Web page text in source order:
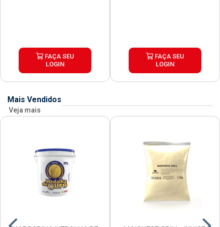
FAÇA SEU
LOGIN
FAÇA SEU
LOGIN
Mais Vendidos
Veja mais